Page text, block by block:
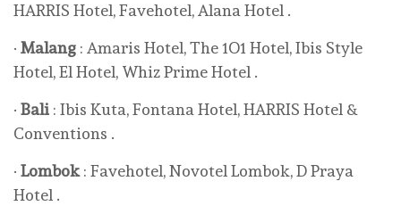
HARRIS Hotel, Favehotel, Alana Hotel .
· Malang : Amaris Hotel, The 1O1 Hotel, Ibis Style
Hotel, El Hotel, Whiz Prime Hotel .
· Bali : Ibis Kuta, Fontana Hotel, HARRIS Hotel &
Conventions .
· Lombok: Favehotel, Novotel Lombok, D Praya
Hotel .